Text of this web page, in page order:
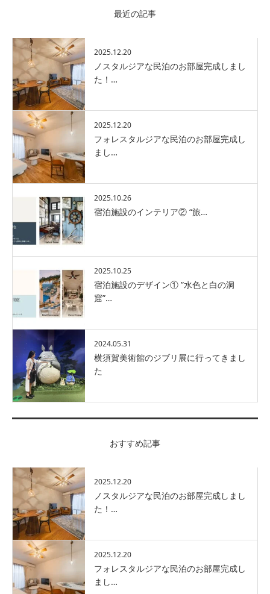
最近の記事
2025.12.20
ノスタルジアな民泊のお部屋完成しまし
た！…
2025.12.20
フォレスタルジアな民泊のお部屋完成し
まし…
2025.10.26
宿泊施設のインテリア② “旅…
2025.10.25
宿泊施設のデザイン① ”水色と白の洞
窟”…
2024.05.31
横須賀美術館のジブリ展に行ってきまし
た
おすすめ記事
2025.12.20
ノスタルジアな民泊のお部屋完成しまし
た！…
2025.12.20
フォレスタルジアな民泊のお部屋完成し
まし…